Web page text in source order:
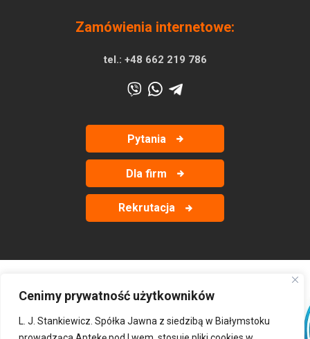
Cenimy prywatność użytkowników
L. J. Stankiewicz. Spółka Jawna z siedzibą w Białymstoku
Zamówienia internetowe:
tel.: +48 662 219 786
Pytania
Dla firm
Rekrutacja
‹